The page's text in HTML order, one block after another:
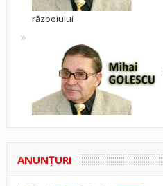
războiului
ANUNŢURI